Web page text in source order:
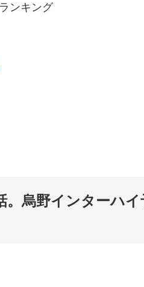
ンキング
。烏野インターハイ